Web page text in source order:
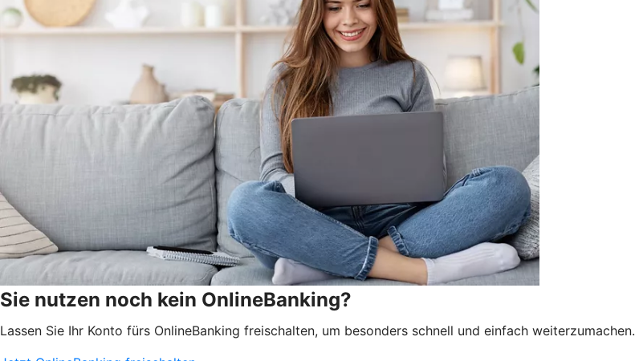
Sie nutzen noch kein OnlineBanking?
Lassen Sie Ihr Konto fürs OnlineBanking freischalten, um besonders schnell und einfach weiterzumachen.